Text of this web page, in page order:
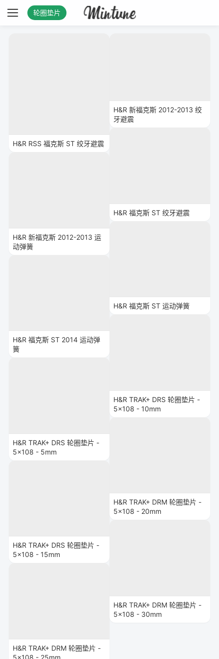
轮圈垫片
H&R RSS 福克斯 ST 绞牙避震
H&R 新福克斯 2012-2013 运
动弹簧
H&R 福克斯 ST 2014 运动弹
簧
H&R TRAK+ DRS 轮圈垫片 -
5x108 - 5mm
H&R TRAK+ DRS 轮圈垫片 -
5x108 - 15mm
H&R TRAK+ DRM 轮圈垫片 -
5x108 - 25mm
H&R 新福克斯 2012-2013 绞
牙避震
H&R 福克斯 ST 绞牙避震
H&R 福克斯 ST 运动弹簧
H&R TRAK+ DRS 轮圈垫片 -
5x108 - 10mm
H&R TRAK+ DRM 轮圈垫片 -
5x108 - 20mm
H&R TRAK+ DRM 轮圈垫片 -
5x108 - 30mm